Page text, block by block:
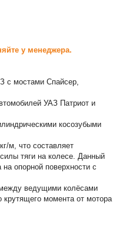
у менеджера.
с мостами Спайсер,
УАЗ Патриот и
косозубыми
м, что составляет
тяги на колесе. Данный
опорной поверхности с
ведущими колёсами
крутящего момента от мотора